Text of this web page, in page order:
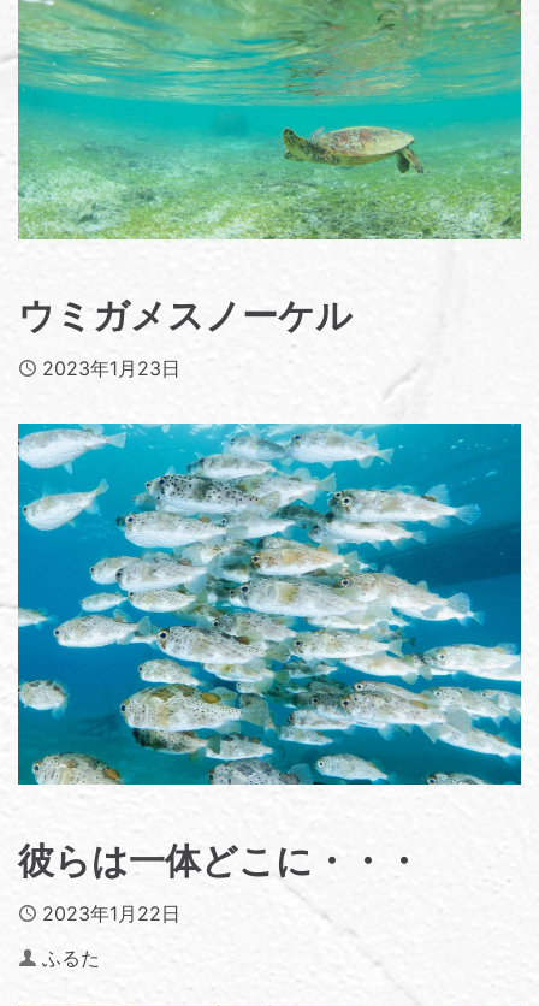
ウミガメスノーケル
Published
2023年1月23日
彼らは一体どこに・・・
Published
2023年1月22日
Author
ふるた